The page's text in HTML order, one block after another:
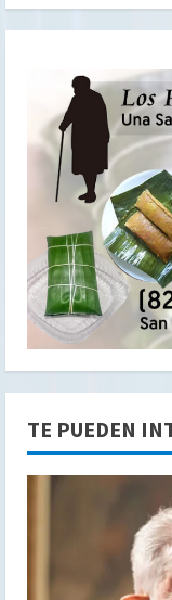
TE PUEDEN